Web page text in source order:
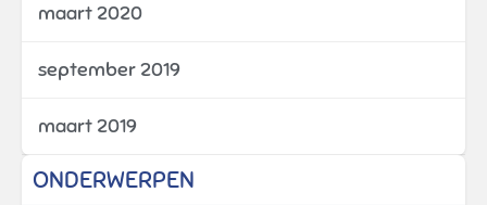
maart 2020
september 2019
maart 2019
ONDERWERPEN